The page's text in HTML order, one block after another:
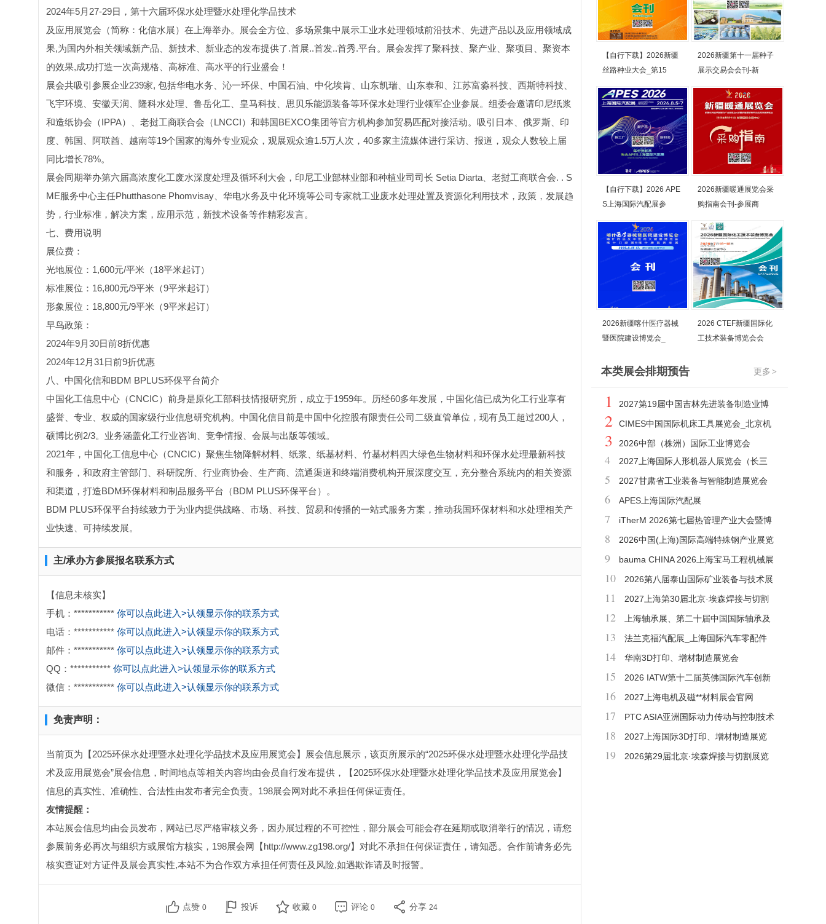
2024年5月27-29日，第十六届环保水处理暨水处理化学品技术
及应用展览会（简称：化信水展）在上海举办。展会全方位、多场景集中展示工业水处理领域前沿技术、先进产品以及应用领域成
果,为国内外相关领域新产品、新技术、新业态的发布提供了.首展..首发..首秀.平台。展会发挥了聚科技、聚产业、聚项目、聚资本
的效果,成功打造一次高规格、高标准、高水平的行业盛会！
展会共吸引参展企业239家, 包括华电水务、沁一环保、中国石油、中化埃肯、山东凯瑞、山东泰和、江苏富淼科技、西斯特科技、
飞宇环境、安徽天润、隆科水处理、鲁岳化工、皇马科技、思贝乐能源装备等环保水处理行业领军企业参展。组委会邀请印尼纸浆
和造纸协会（IPPA）、老挝工商联合会（LNCCI）和韩国BEXCO集团等官方机构参加贸易匹配对接活动。吸引日本、俄罗斯、印
度、韩国、阿联酋、越南等19个国家的海外专业观众，观展观众逾1.5万人次，40多家主流媒体进行采访、报道，观众人数较上届
同比增长78%。
展会同期举办第六届高浓度化工废水深度处理及循环利大会，印尼工业部林业部和种植业司司长 Setia Diarta、老挝工商联合会. . S
ME服务中心主任Phutthasone Phomvisay、华电水务及中化环境等公司专家就工业废水处理处置及资源化利用技术，政策，发展趋
势，行业标准，解决方案，应用示范，新技术设备等作精彩发言。
七、费用说明
展位费：
光地展位：1,600元/平米（18平米起订）
标准展位：16,800元/9平米（9平米起订）
形象展位：18,800元/9平米（9平米起订）
早鸟政策：
2024年9月30日前8折优惠
2024年12月31日前9折优惠
八、中国化信和BDM BPLUS环保平台简介
中国化工信息中心（CNCIC）前身是原化工部科技情报研究所，成立于1959年。历经60多年发展，中国化信已成为化工行业享有
盛誉、专业、权威的国家级行业信息研究机构。中国化信目前是中国中化控股有限责任公司二级直管单位，现有员工超过200人，
硕博比例2/3。业务涵盖化工行业咨询、竞争情报、会展与出版等领域。
2021年，中国化工信息中心（CNCIC）聚焦生物降解材料、纸浆、纸基材料、竹基材料四大绿色生物材料和环保水处理最新科技
和服务，和政府主管部门、科研院所、行业商协会、生产商、流通渠道和终端消费机构开展深度交互，充分整合系统内的相关资源
和渠道，打造BDM环保材料和制品服务平台（BDM PLUS环保平台）。
BDM PLUS环保平台持续致力于为业内提供战略、市场、科技、贸易和传播的一站式服务方案，推动我国环保材料和水处理相关产
业快速、可持续发展。
主/承办方参展报名联系方式
【信息未核实】
手机：*********** 你可以点此进入>认领显示你的联系方式
电话：*********** 你可以点此进入>认领显示你的联系方式
邮件：*********** 你可以点此进入>认领显示你的联系方式
QQ：*********** 你可以点此进入>认领显示你的联系方式
微信：*********** 你可以点此进入>认领显示你的联系方式
免责声明：
当前页为【2025环保水处理暨水处理化学品技术及应用展览会】展会信息展示，该页所展示的“2025环保水处理暨水处理化学品技
术及应用展览会”展会信息，时间地点等相关内容均由会员自行发布提供，【2025环保水处理暨水处理化学品技术及应用展览会】
信息的真实性、准确性、合法性由发布者完全负责。198展会网对此不承担任何保证责任。
友情提醒：
本站展会信息均由会员发布，网站已尽严格审核义务，因办展过程的不可控性，部分展会可能会存在延期或取消举行的情况，请您
参展前务必再次与组织方或展馆方核实，198展会网【http://www.zg198.org/】对此不承担任何保证责任，请知悉。合作前请务必先
核实查证对方证件及展会真实性,本站不为合作双方承担任何责任及风险,如遇欺诈请及时报警。
点赞 0 投诉 收藏 0 评论 0 分享 24
【自行下载】2026新疆
丝路种业大会_第15
2026新疆第十一届种子
展示交易会会刊-新
【自行下载】2026 APE
S上海国际汽配展参
2026新疆暖通展览会采
购指南会刊-参展商
2026新疆喀什医疗器械
暨医院建设博览会_
2026 CTEF新疆国际化
工技术装备博览会会
更多 >
本类展会排期预告
1
2027第19届中国吉林先进装备制造业博
览会
2
CIMES中国国际机床工具展览会_北京机
床展
3 2026中部（株洲）国际工业博览会
4
2027上海国际人形机器人展览会（长三
角机器人展）
5
2027甘肃省工业装备与智能制造展览会
（GIME甘肃工博会）
6 APES上海国际汽配展
7
iTherM 2026第七届热管理产业大会暨博
览会
8
2026中国(上海)国际高端特殊钢产业展览
会
9 bauma CHINA 2026上海宝马工程机械展
10
2026第八届泰山国际矿业装备与技术展
览会
11
2027上海第30届北京·埃森焊接与切割
展览会
12
上海轴承展、第二十届中国国际轴承及
其专用装备展览会
13
法兰克福汽配展_上海国际汽车零配件
维修检测诊断设备及服务用品展览会
14 华南3D打印、增材制造展览会
15
2026 IATW第十二届英佛国际汽车创新
技术周
16 2027上海电机及磁**材料展会官网
17
PTC ASIA亚洲国际动力传动与控制技术
展览会
18
2027上海国际3D打印、增材制造展览
会「时间+地点」
19
2026第29届北京·埃森焊接与切割展览